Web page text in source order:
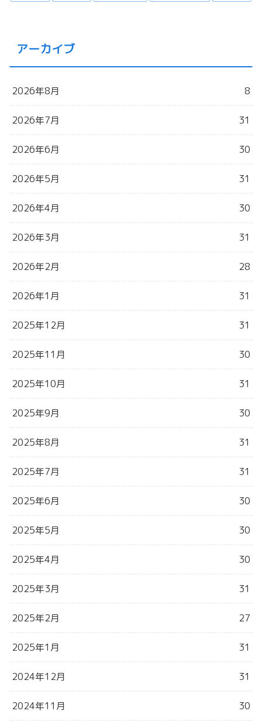
アーカイブ
2026年8月 8
2026年7月 31
2026年6月 30
2026年5月 31
2026年4月 30
2026年3月 31
2026年2月 28
2026年1月 31
2025年12月 31
2025年11月 30
2025年10月 31
2025年9月 30
2025年8月 31
2025年7月 31
2025年6月 30
2025年5月 30
2025年4月 30
2025年3月 31
2025年2月 27
2025年1月 31
2024年12月 31
2024年11月 30